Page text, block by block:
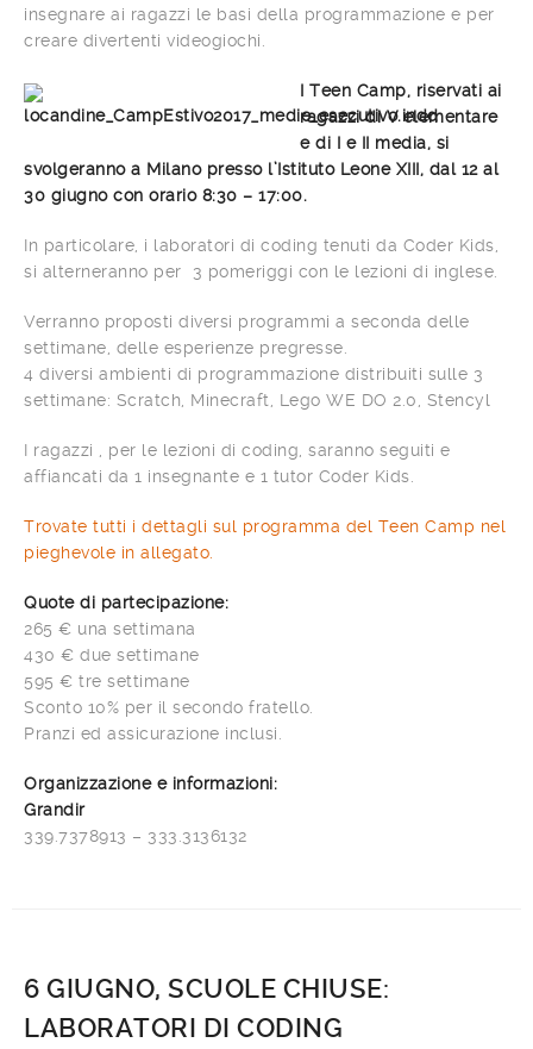
insegnare ai ragazzi le basi della programmazione e per
creare divertenti videogiochi.
I Teen Camp, riservati ai
ragazzi di V elementare
e di I e II media, si
svolgeranno a Milano presso l’Istituto Leone XIII, dal 12 al
30 giugno con orario 8:30 – 17:00.
In particolare, i laboratori di coding tenuti da Coder Kids,
si alterneranno per 3 pomeriggi con le lezioni di inglese.
Verranno proposti diversi programmi a seconda delle
settimane, delle esperienze pregresse.
4 diversi ambienti di programmazione distribuiti sulle 3
settimane: Scratch, Minecraft, Lego WE DO 2.0, Stencyl
I ragazzi , per le lezioni di coding, saranno seguiti e
affiancati da 1 insegnante e 1 tutor Coder Kids.
Trovate tutti i dettagli sul programma del Teen Camp nel
pieghevole in allegato.
Quote di partecipazione:
265 € una settimana
430 € due settimane
595 € tre settimane
Sconto 10% per il secondo fratello.
Pranzi ed assicurazione inclusi.
Organizzazione e informazioni:
Grandir
339.7378913 – 333.3136132
6 GIUGNO, SCUOLE CHIUSE:
LABORATORI DI CODING